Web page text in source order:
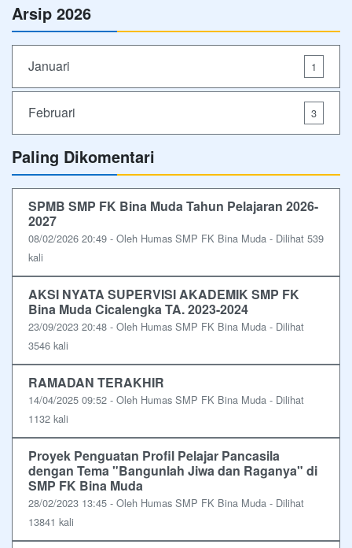
Arsip 2026
Januari 1
Februari 3
Paling Dikomentari
SPMB SMP FK Bina Muda Tahun Pelajaran 2026-
2027
08/02/2026 20:49 - Oleh Humas SMP FK Bina Muda - Dilihat 539
kali
AKSI NYATA SUPERVISI AKADEMIK SMP FK
Bina Muda Cicalengka TA. 2023-2024
23/09/2023 20:48 - Oleh Humas SMP FK Bina Muda - Dilihat
3546 kali
RAMADAN TERAKHIR
14/04/2025 09:52 - Oleh Humas SMP FK Bina Muda - Dilihat
1132 kali
Proyek Penguatan Profil Pelajar Pancasila
dengan Tema "Bangunlah Jiwa dan Raganya" di
SMP FK Bina Muda
28/02/2023 13:45 - Oleh Humas SMP FK Bina Muda - Dilihat
13841 kali